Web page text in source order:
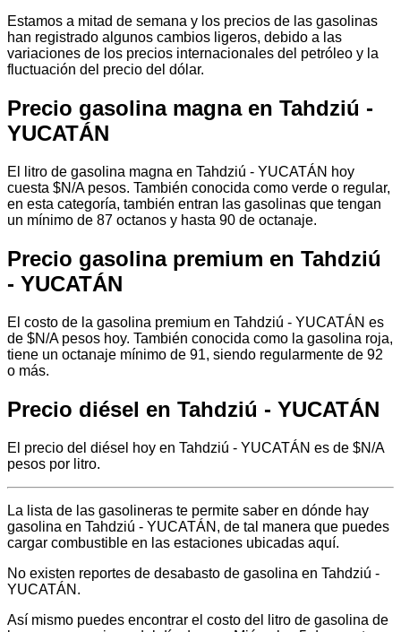
Estamos a mitad de semana y los precios de las gasolinas
han registrado algunos cambios ligeros, debido a las
variaciones de los precios internacionales del petróleo y la
fluctuación del precio del dólar.
Precio gasolina magna en Tahdziú -
YUCATÁN
El litro de gasolina magna en Tahdziú - YUCATÁN hoy
cuesta $N/A pesos. También conocida como verde o regular,
en esta categoría, también entran las gasolinas que tengan
un mínimo de 87 octanos y hasta 90 de octanaje.
Precio gasolina premium en Tahdziú
- YUCATÁN
El costo de la gasolina premium en Tahdziú - YUCATÁN es
de $N/A pesos hoy. También conocida como la gasolina roja,
tiene un octanaje mínimo de 91, siendo regularmente de 92
o más.
Precio diésel en Tahdziú - YUCATÁN
El precio del diésel hoy en Tahdziú - YUCATÁN es de $N/A
pesos por litro.
La lista de las gasolineras te permite saber en dónde hay
gasolina en Tahdziú - YUCATÁN, de tal manera que puedes
cargar combustible en las estaciones ubicadas aquí.
No existen reportes de desabasto de gasolina en Tahdziú -
YUCATÁN.
Así mismo puedes encontrar el costo del litro de gasolina de